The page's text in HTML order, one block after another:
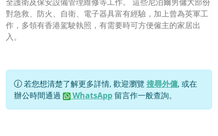
對急救、防火、自衛、電子器具富有經驗，加上曾為英軍工
作，多領有香港駕駛執照，有需要時可方便僱主的家居出
入。
若您想清楚了解更多詳情, 歡迎瀏覽 搜尋外傭, 或在
辦公時間通過
WhatsApp 留言作一般查詢。